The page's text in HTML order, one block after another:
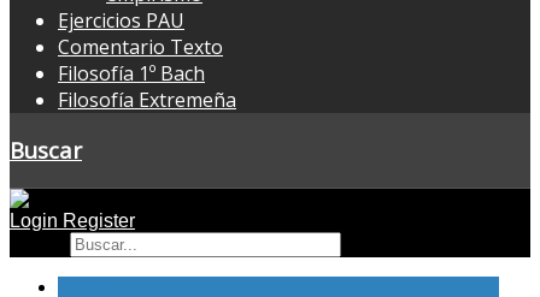
Ejercicios PAU
Comentario Texto
Filosofía 1º Bach
Filosofía Extremeña
Buscar
Login Register